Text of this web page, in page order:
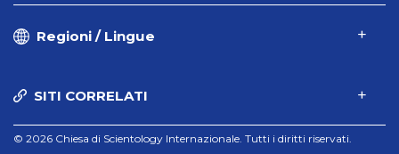
Regioni / Lingue
SITI CORRELATI
© 2026 Chiesa di Scientology Internazionale. Tutti i diritti riservati.